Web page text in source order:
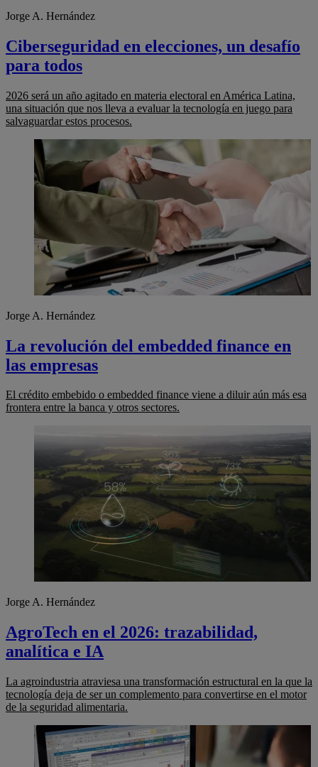
Jorge A. Hernández
Ciberseguridad en elecciones, un desafío
para todos
2026 será un año agitado en materia electoral en América Latina,
una situación que nos lleva a evaluar la tecnología en juego para
salvaguardar estos procesos.
Jorge A. Hernández
La revolución del embedded finance en
las empresas
El crédito embebido o embedded finance viene a diluir aún más esa
frontera entre la banca y otros sectores.
Jorge A. Hernández
AgroTech en el 2026: trazabilidad,
analítica e IA
La agroindustria atraviesa una transformación estructural en la que la
tecnología deja de ser un complemento para convertirse en el motor
de la seguridad alimentaria.